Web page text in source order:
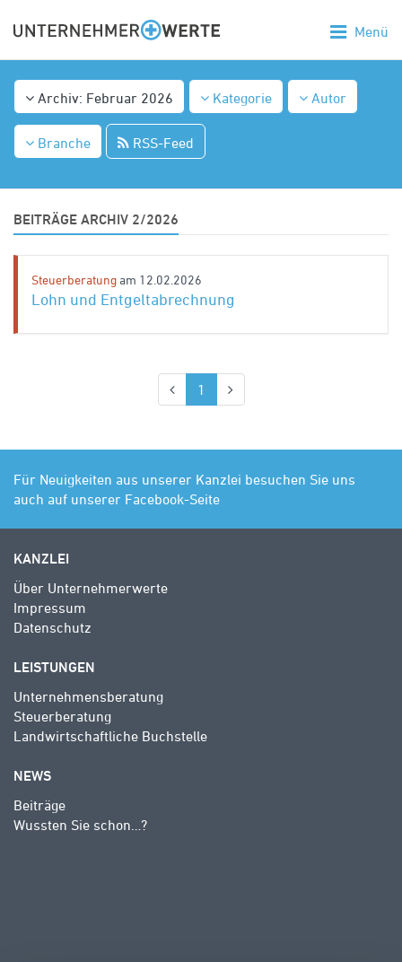
Menü
Archiv: Februar 2026 Kategorie Autor
Branche RSS-Feed
BEITRÄGE ARCHIV 2/2026
Steuerberatung am 12.02.2026
Lohn und Entgeltabrechnung
1 (aktuell)
Für Neuigkeiten aus unserer Kanzlei besuchen Sie uns
auch auf unserer Facebook-Seite
KANZLEI
Über Unternehmerwerte
Impressum
Datenschutz
LEISTUNGEN
Unternehmensberatung
Steuerberatung
Landwirtschaftliche Buchstelle
NEWS
Beiträge
Wussten Sie schon…?